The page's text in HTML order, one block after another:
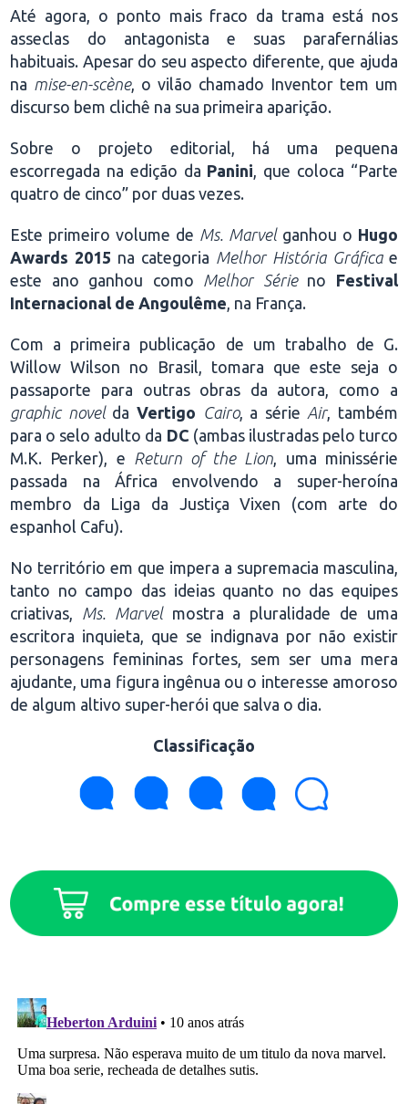
Até agora, o ponto mais fraco da trama está nos
asseclas do antagonista e suas parafernálias
habituais. Apesar do seu aspecto diferente, que ajuda
na mise-en-scène, o vilão chamado Inventor tem um
discurso bem clichê na sua primeira aparição.
Sobre o projeto editorial, há uma pequena
escorregada na edição da Panini, que coloca “Parte
quatro de cinco” por duas vezes.
Este primeiro volume de Ms. Marvelganhou o Hugo
Awards 2015 na categoria Melhor História Gráficae
este ano ganhou como Melhor Sérieno Festival
Internacional de Angoulême, na França.
Com a primeira publicação de um trabalho de G.
Willow Wilson no Brasil, tomara que este seja o
passaporte para outras obras da autora, como a
graphic novel da Vertigo Cairo, a série Air, também
para o selo adulto da DC (ambas ilustradas pelo turco
M.K. Perker), e Return of the Lion, uma minissérie
passada na África envolvendo a super-heroína
membro da Liga da Justiça Vixen (com arte do
espanhol Cafu).
No território em que impera a supremacia masculina,
tanto no campo das ideias quanto no das equipes
criativas, Ms. Marvelmostra a pluralidade de uma
escritora inquieta, que se indignava por não existir
personagens femininas fortes, sem ser uma mera
ajudante, uma figura ingênua ou o interesse amoroso
de algum altivo super-herói que salva o dia.
Classificação